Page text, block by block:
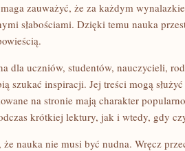
zauważyć, że za każdym
słabościami. Dzięki temu nauka
dla uczniów, studentów, nauczycieli,
szukać inspiracji. Jej treści mogą
na stronie mają charakter
krótkiej lektury, jak i wtedy, gdy
nauka nie musi być nudna. Wręcz